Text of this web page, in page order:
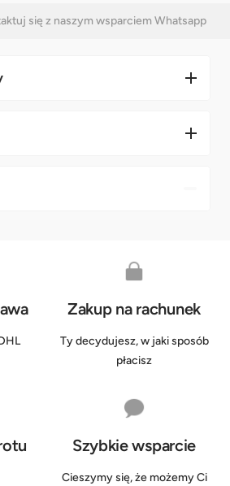
się z naszym wsparciem Whatsapp
Zakup na rachunek
Ty decydujesz, w jaki sposób
płacisz
Szybkie wsparcie
Cieszymy się, że możemy Ci